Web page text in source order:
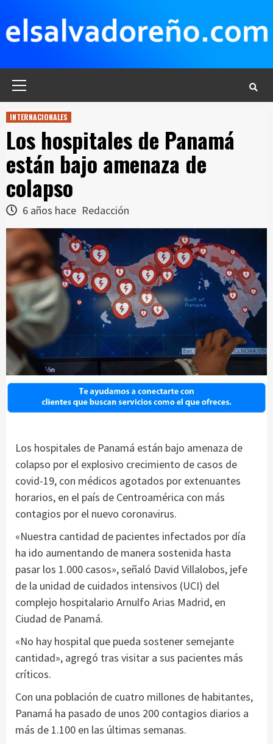
contenido
INTERNACIONALES
Los hospitales de Panamá
están bajo amenaza de
colapso
6 años hace Redacción
Los hospitales de Panamá están bajo amenaza de
colapso por el explosivo crecimiento de casos de
covid-19, con médicos agotados por extenuantes
horarios, en el país de Centroamérica con más
contagios por el nuevo coronavirus.
«Nuestra cantidad de pacientes infectados por día
ha ido aumentando de manera sostenida hasta
pasar los 1.000 casos», señaló David Villalobos, jefe
de la unidad de cuidados intensivos (UCI) del
complejo hospitalario Arnulfo Arias Madrid, en
Ciudad de Panamá.
«No hay hospital que pueda sostener semejante
cantidad», agregó tras visitar a sus pacientes más
críticos.
Con una población de cuatro millones de habitantes,
Panamá ha pasado de unos 200 contagios diarios a
más de 1.100 en las últimas semanas.